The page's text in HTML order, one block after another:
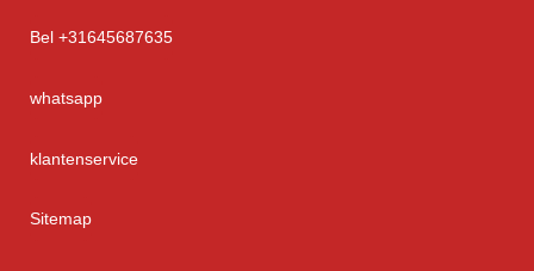
Bel +31645687635
whatsapp
klantenservice
Sitemap